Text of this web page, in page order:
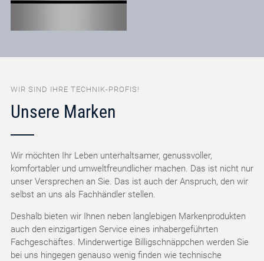
WIR SIND IHRE TECHNIK-PROFIS!
Unsere Marken
Wir möchten Ihr Leben unterhaltsamer, genussvoller,
komfortabler und umweltfreundlicher machen. Das ist nicht nur
unser Versprechen an Sie. Das ist auch der Anspruch, den wir
selbst an uns als Fachhändler stellen.
Deshalb bieten wir Ihnen neben langlebigen Markenprodukten
auch den einzigartigen Service eines inhabergeführten
Fachgeschäftes. Minderwertige Billigschnäppchen werden Sie
bei uns hingegen genauso wenig finden wie technische